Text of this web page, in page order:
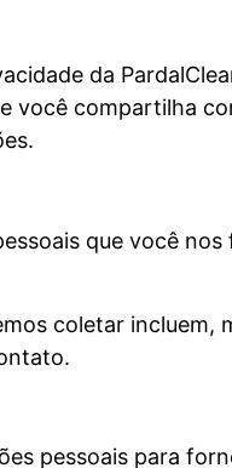
da
você compartilha
que você
coletar incluem,
pessoais para